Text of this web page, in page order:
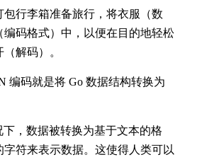
行李箱准备旅行，将衣服（数
码格式）中，以便在目的地轻松
解码）。
编码就是将 Go 数据结构转换为
下，数据被转换为基于文本的格
符来表示数据。这使得人类可以